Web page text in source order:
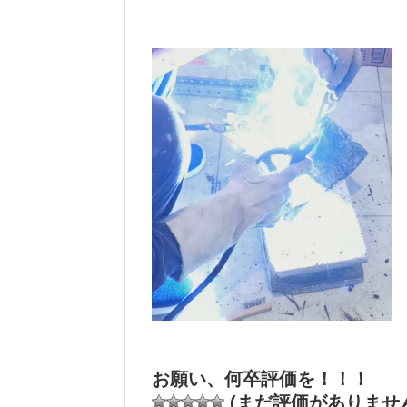
お願い、何卒評価を！！！
(まだ評価がありませ